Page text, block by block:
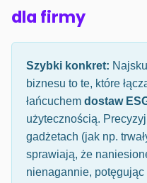
dla firmy
Szybki konkret:
biznesu to te, które
łańcuchem dostaw
użytecznością.
gadżetach (jak np.
sprawiają, że
nienagannie,